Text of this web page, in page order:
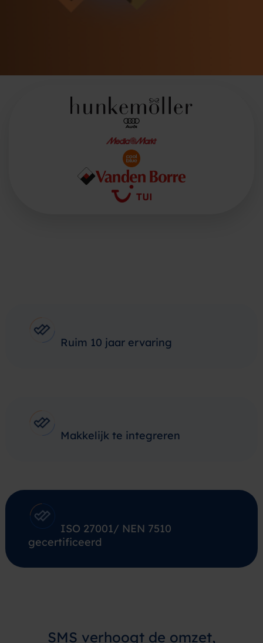
Ruim 10 jaar ervaring
Makkelijk te integreren
ISO 27001/ NEN 7510
gecertificeerd
SMS verhoogt de omzet,